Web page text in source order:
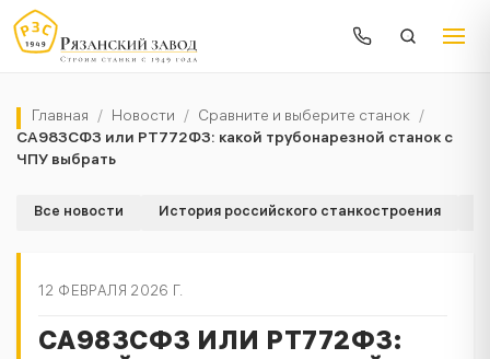
Главная / Новости / Сравните и выберите станок /
СА983СФ3 или РТ772Ф3: какой трубонарезной станок с
ЧПУ выбрать
Все новости История российского станкостроения
12 ФЕВРАЛЯ 2026 Г.
СА983СФ3 ИЛИ РТ772Ф3: